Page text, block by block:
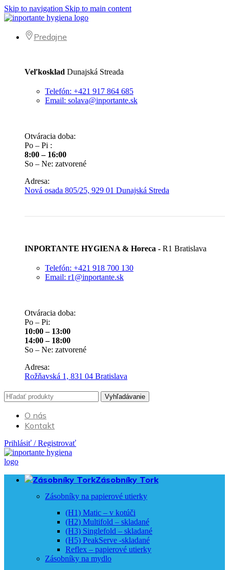
Skip to navigation Skip to main content
Predajne
Veľkosklad Dunajská Streada
Telefón: +421 917 864 685
Email: solava@inportante.sk
Otváracia doba:
Po – Pi :
8:00 – 16:00
So – Ne: zatvorené
Adresa:
Nová osada 805/25, 929 01 Dunajská Streda
INPORTANTE HYGIENA & Horeca - R1 Bratislava
Telefón: +421 918 700 130
Email: r1@inportante.sk
Otváracia doba:
Po – Pi:
10:00 – 13:00
14:00 – 18:00
So – Ne: zatvorené
Adresa:
Rožňavská 1, 831 04 Bratislava
Vyhľadávanie
O nás
Kontakt
Prihlásiť / Registrovať
Zásobníky Tork
Zásobníky na papierové utierky
(H1) Matic – v kotúči
(H2) Multifold – skladané
(H3) Singlefold – skladané
(H5) PeakServe -skladané
Reflex – papierové utierky
Zásobníky na mydlo